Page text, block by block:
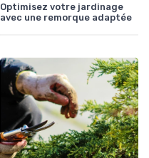
Optimisez votre jardinage
avec une remorque adaptée